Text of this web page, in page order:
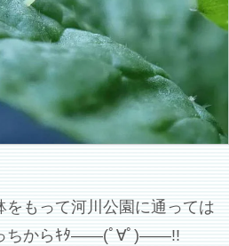
もって河川公園に通っては
ちからｷﾀ――(ﾟ∀ﾟ)――!!